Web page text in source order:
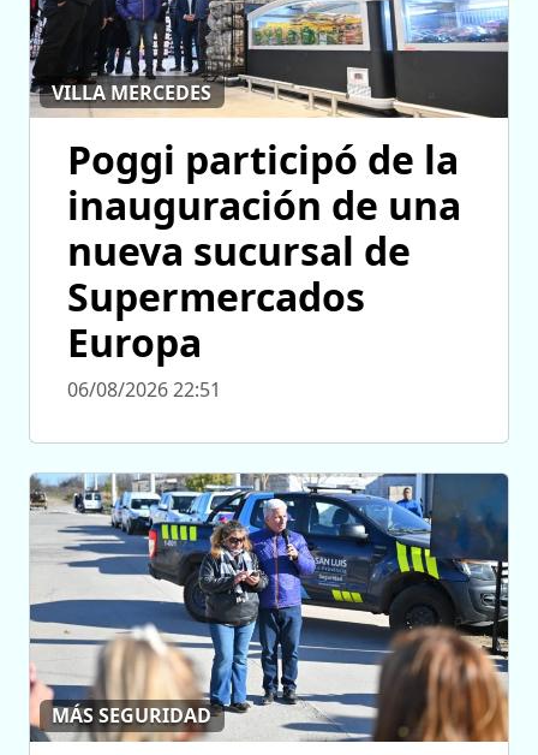
VILLA MERCEDES
Poggi participó de la
inauguración de una
nueva sucursal de
Supermercados
Europa
06/08/2026 22:51
MÁS SEGURIDAD